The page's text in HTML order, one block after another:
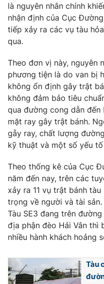
Tin tức
Thế giới đó đây
Câu chuyện quốc tế
Kinh tế
Tài chính
Góc doanh nghiệp
Dữ liệu và đời sống
Truyền hình
Phim VTV
Hậu trường
Nhân vật
Khán giả
Giải sao mai
Giải trí
Điện ảnh
Âm nhạc
Đời sống
Du lịch
Làm đẹp
Chất lượng cuộc sống
Tuyển sinh
Học trực tuyến
Công nghệ
Hitech Công nghệ tương
Sản phẩm
Thị trường
Tư vấn
Giao lưu trực tuyến
Lịch phát sóng
Chuyên mục khác
là nguyên nhân chính
nhận định của Cục
tiếp xảy ra các vụ tàu
qua.
Theo đơn vị này, nguyên
phương tiện là do van bị
không ổn định gây trật
không đảm bảo tiêu
qua đường cong dẫn
mặt ray gây trật bánh.
gẫy ray, chất lượng
kỹ thuật và một số yếu
Theo thống kê của Cục
năm đến nay, trên các
xảy ra 11 vụ trật bánh
trọng về người và tài
Tàu SE3 đang trên
địa phận đèo Hải Vân thì
nhiều hành khách hoảng
Tàu